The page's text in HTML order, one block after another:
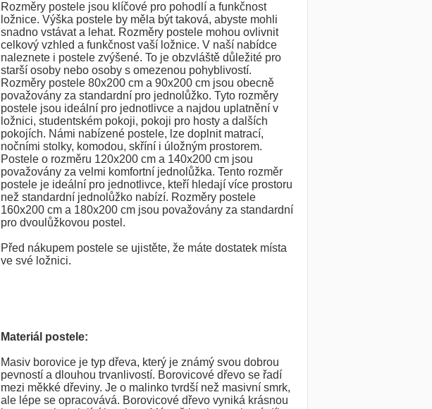
Rozměry postele jsou klíčové pro pohodlí a funkčnost
ložnice. Výška postele by měla být taková, abyste mohli
snadno vstávat a lehat. Rozměry postele mohou ovlivnit
celkový vzhled a funkčnost vaší ložnice. V naší nabídce
naleznete i postele zvýšené. To je obzvláště důležité pro
starší osoby nebo osoby s omezenou pohyblivostí.
Rozměry postele 80x200 cm a 90x200 cm jsou obecně
považovány za standardní pro jednolůžko. Tyto rozměry
postele jsou ideální pro jednotlivce a najdou uplatnění v
ložnici, studentském pokoji, pokoji pro hosty a dalších
pokojích. Námi nabízené postele, lze doplnit matrací,
nočními stolky, komodou, skříní i úložným prostorem.
Postele o rozměru 120x200 cm a 140x200 cm jsou
považovány za velmi komfortní jednolůžka. Tento rozměr
postele je ideální pro jednotlivce, kteří hledají více prostoru
než standardní jednolůžko nabízí. Rozměry postele
160x200 cm a 180x200 cm jsou považovány za standardní
pro dvoulůžkovou postel.
Před nákupem postele se ujistěte, že máte dostatek místa
ve své ložnici.
Materiál postele:
Masiv borovice je typ dřeva, který je známý svou dobrou
pevností a dlouhou trvanlivostí. Borovicové dřevo se řadí
mezi měkké dřeviny. Je o malinko tvrdší než masivní smrk,
ale lépe se opracovává. Borovicové dřevo vyniká krásnou